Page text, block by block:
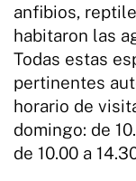
anfibios,
habitaron las
Todas estas
pertinentes
horario de
domingo: de
de 10.00 a